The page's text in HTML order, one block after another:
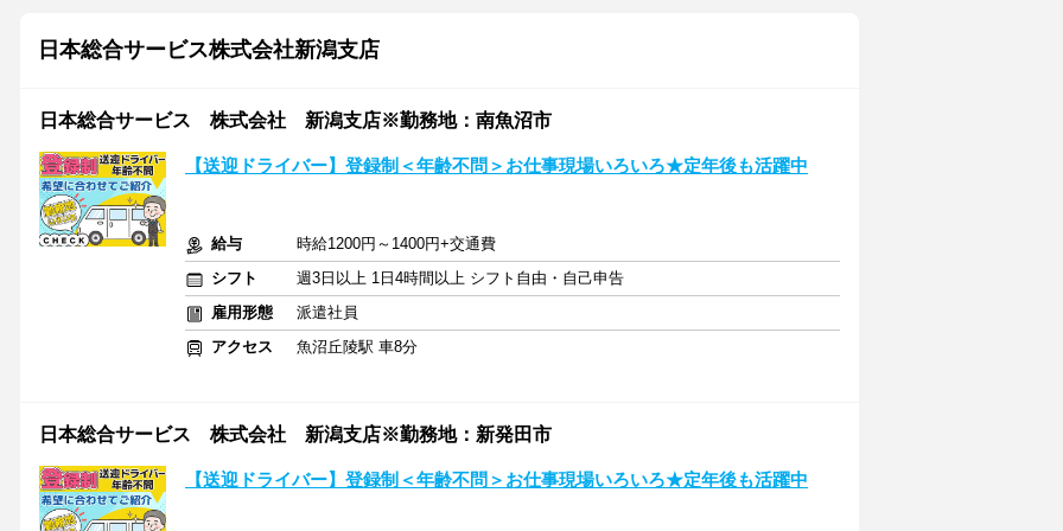
日本総合サービス株式会社新潟支店
日本総合サービス 株式会社 新潟支店※勤務地：南魚沼市
【送迎ドライバー】登録制＜年齢不問＞お仕事現場いろいろ★定年後も活躍中
給与
時給1200円～1400円+交通費
シフト
週3日以上 1日4時間以上 シフト自由・自己申告
雇用形態
派遣社員
アクセス
魚沼丘陵駅 車8分
日本総合サービス 株式会社 新潟支店※勤務地：新発田市
【送迎ドライバー】登録制＜年齢不問＞お仕事現場いろいろ★定年後も活躍中